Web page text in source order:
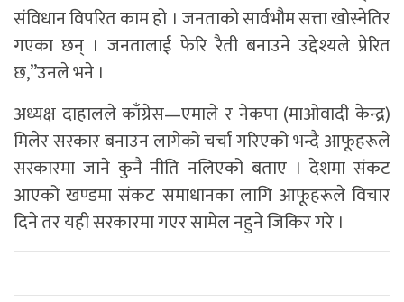
संविधान विपरित काम हो । जनताको सार्वभौम सत्ता खोस्नेतिर
गएका छन् । जनतालाई फेरि रैती बनाउने उद्देश्यले प्रेरित
छ,”उनले भने ।
अध्यक्ष दाहालले काँग्रेस—एमाले र नेकपा (माओवादी केन्द्र)
मिलेर सरकार बनाउन लागेको चर्चा गरिएको भन्दै आफूहरूले
सरकारमा जाने कुनै नीति नलिएको बताए । देशमा संकट
आएको खण्डमा संकट समाधानका लागि आफूहरूले विचार
दिने तर यही सरकारमा गएर सामेल नहुने जिकिर गरे ।